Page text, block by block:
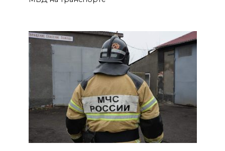
Сотрудники ДПС помогли
женщине с ребенком на
трассе М-4 «Дон»
07 августа 2026 14:33
В Батайске в заброшенном
здании произошло короткое
замыкание